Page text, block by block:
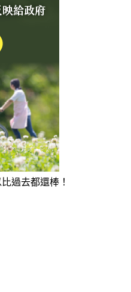
過去都還棒！